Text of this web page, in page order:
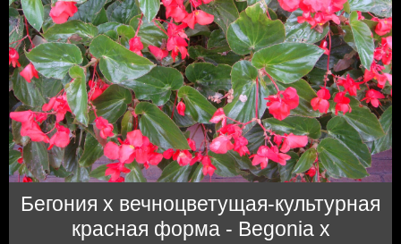
Бегония x вечноцветущая-культурная
красная форма - Begonia x